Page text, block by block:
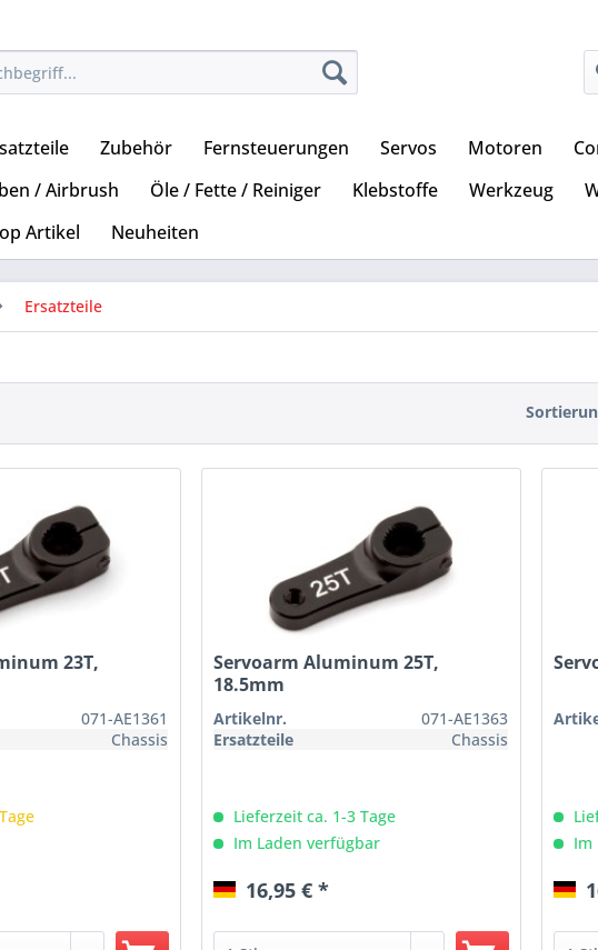
Zubehör Fernsteuerungen Servos Motoren
/ Airbrush Öle / Fette / Reiniger Klebstoffe Werkzeug
Artikel Neuheiten
Ersatzteile
23T,
071-AE1361
Chassis
Servoarm Aluminum 25T,
18.5mm
Artikelnr.
071-AE1363
Ersatzteile
Chassis
Lieferzeit ca. 1-3 Tage
Im Laden verfügbar
16,95 € *
Im